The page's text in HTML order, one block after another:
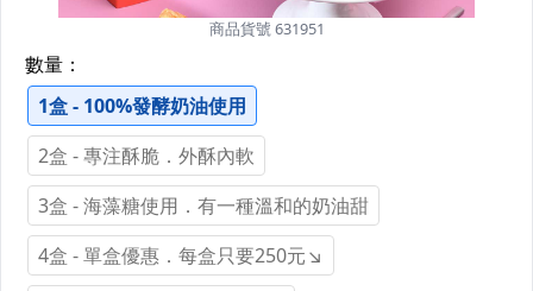
商品貨號 631951
數量：
1盒 - 100%發酵奶油使用
2盒 - 專注酥脆．外酥內軟
3盒 - 海藻糖使用．有一種溫和的奶油甜
4盒 - 單盒優惠．每盒只要250元↘